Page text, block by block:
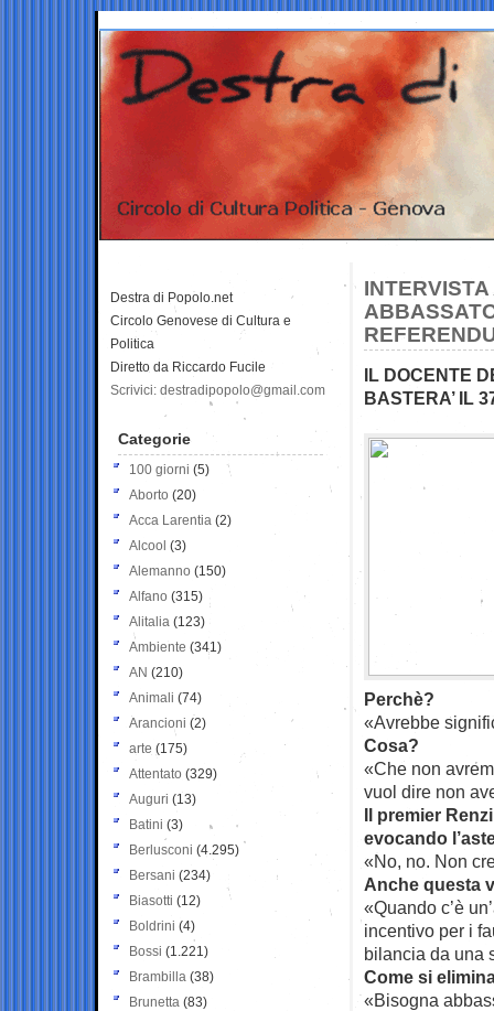
IL DOCENTE
BASTERA’ IL
Perchè?
«Avrebbe
Cosa?
«Che non
vuol dire non
Il premier
evocando
«No, no. Non
Anche questa
«Quando c’è
incentivo per i
bilancia da una
Come si
«Bisogna
Destra di Popolo.net
Circolo Genovese di Cultura e
Politica
Diretto da Riccardo Fucile
Scrivici: destradipopolo@gmail.com
Categorie
100 giorni (5)
Aborto (20)
Acca Larentia (2)
Alcool (3)
Alemanno (150)
Alfano (315)
Alitalia (123)
Ambiente (341)
AN (210)
Animali (74)
Arancioni (2)
arte (175)
Attentato (329)
Auguri (13)
Batini (3)
Berlusconi (4.295)
Bersani (234)
Biasotti (12)
Boldrini (4)
Bossi (1.221)
Brambilla (38)
Brunetta (83)